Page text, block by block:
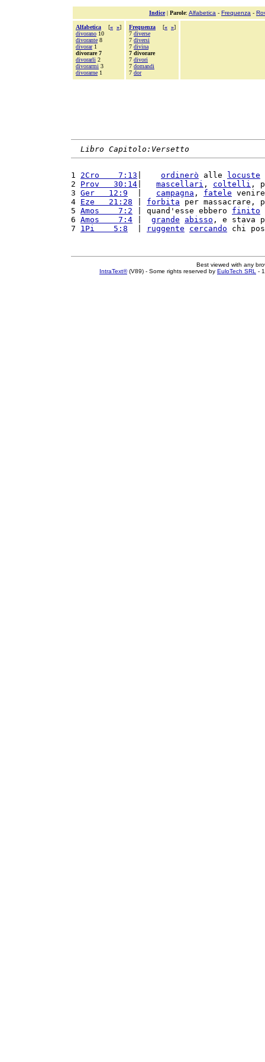
Indice| Parole: Alfabetica - Frequenza -
Alfabetica [« »]
divorano 10
divorante 8
divorar1
divorare 7
divorarli 2
divorarmi 3
divorarne 1
Frequenza [« »]
7 diverse
7 diversi
7 divina
7 divorare
7 divori
7 domandi
7 dor
Libro Capitolo:Versetto
1 2Cro    7:13 ordinerò alle locuste
2 Prov   30:14 mascellari , coltelli ,
3 Ger   12:9 campagna , fatele
4 Eze   21:28 forbita per massacrare,
5 Amos    7:2 | quand'esse ebbero finito
6 Amos    7:4 grande abisso , e stava
7 1Pi    5:8 ruggente cercando chi
Best viewed with any
IntraText®(V89) - Some rights reserved by EuloTech SRL -